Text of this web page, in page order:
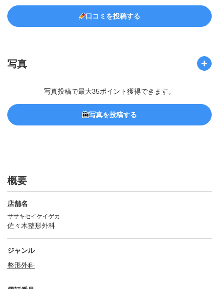
口コミを投稿する
写真
写真投稿で最大35ポイント獲得できます。
写真を投稿する
概要
店舗名
ササキセイケイゲカ
佐々木整形外科
ジャンル
整形外科